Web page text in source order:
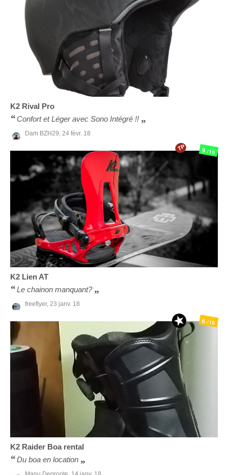
K2 Rival Pro
Confort et Léger avec Sono Intégré !!
Dam BZH29, 24 févr. 18
K2 Lien AT
Le chainon manquant?
freeflyer, 23 janv. 18
9/10
TP
K2 Raider Boa rental
Du boa en location
6/10